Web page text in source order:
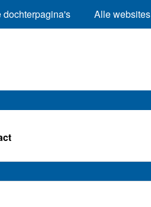
dochterpagina's Alle websites